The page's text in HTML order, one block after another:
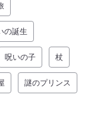
の誕生
呪いの子 杖
謎のプリンス